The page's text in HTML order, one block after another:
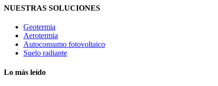
NUESTRAS SOLUCIONES
Geotermia
Aerotermia
Autoconsumo fotovoltaico
Suelo radiante
Lo más leído